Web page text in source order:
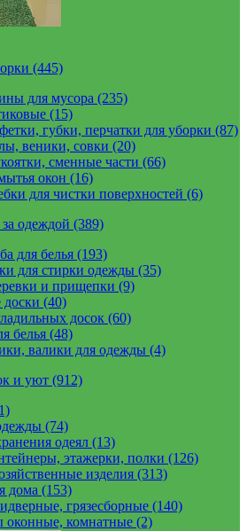
(445)
для мусора (235)
(15)
губки, перчатки для уборки (87)
веники, совки (20)
сменные части (66)
окон (16)
для чистки поверхностей (6)
одеждой (389)
для белья (193)
для стирки одежды (35)
и прищепки (9)
доски (40)
досок (60)
белья (48)
валики для одежды (4)
и уют (912)
(74)
одеял (13)
этажерки, полки (126)
изделия (313)
дома (153)
грязесборные (140)
оконные, комнатные (2)